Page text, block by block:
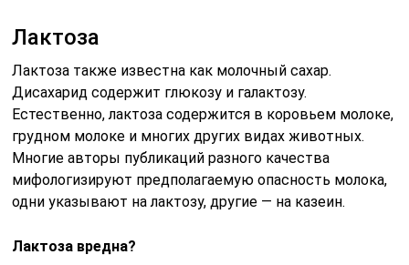
Лактоза
Лактоза также известна как молочный сахар.
Дисахарид содержит глюкозу и галактозу.
Естественно, лактоза содержится в коровьем молоке,
грудном молоке и многих других видах животных.
Многие авторы публикаций разного качества
мифологизируют предполагаемую опасность молока,
одни указывают на лактозу, другие — на казеин.
Лактоза вредна?